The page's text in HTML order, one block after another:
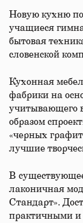
Новую кухню
учащиеся
бытовая
словенской
Кухонная
фабрики на
учитывающего
образом
«черных
лучшие
В
лаконичная
Стандарт».
практичными